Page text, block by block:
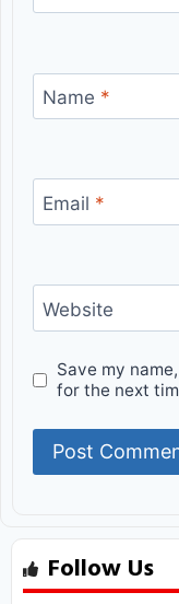
Name *
Email *
Website
Save my
for the next
Follow Us